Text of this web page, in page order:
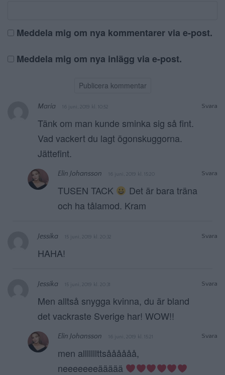
Meddela mig om nya kommentarer via e-post.
Meddela mig om nya inlägg via e-post.
Svara
Maria 16 juni, 2019 kl. 10:52
Tänk om man kunde sminka sig så fint.
Vad vackert du lagt ögonskuggorna.
Jättefint.
Svara
Elin Johansson 16 juni, 2019 kl. 15:20
TUSEN TACK
Det är bara träna
och ha tålamod. Kram
Svara
Jessika 15 juni, 2019 kl. 20:32
HAHA!
Svara
Jessika 15 juni, 2019 kl. 20:31
Men alltså snygga kvinna, du är bland
det vackraste Sverige har! WOW!!
Svara
Elin Johansson 16 juni, 2019 kl. 15:21
men alllllllttsåååååå,
neeeeeeeäääää